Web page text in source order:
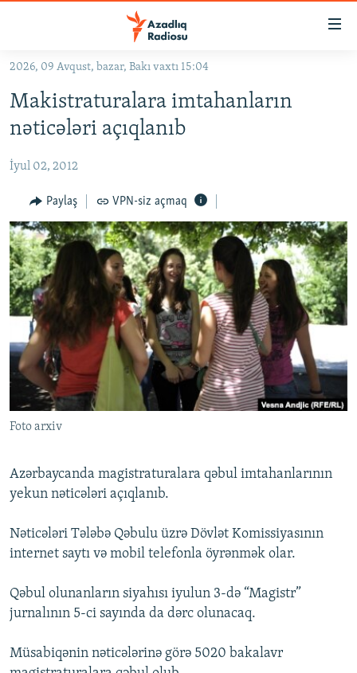
Əsas
qayıt
Əsas
qayıt
KORRUPSIOMETR
#ƏSLINDƏ
FƏRQƏ BAX
QANUNI DOĞRU
ARAŞDIRMA
MULTIMEDIA
VIDEO
FOTOQALEREYA
İNFOQRAFIKA
KARIKATURA
RADIO ARXIV
OXU ZALI
AZƏRBAYCAN ƏDƏBIYYATI KITABXANASI
İSLAM VƏ DEMOKRATIYA
İZ - MƏDƏNIYYƏT PROQRAMI
HAQQIMIZDA
MISSIYAMIZ
PEŞƏ ETIKASI VƏ JURNALISTIKA STANDARTLARIMIZ
MATERIALLARIMIZDAN ISTIFADƏ
BIZIMLƏ ƏLAQƏ
BIZI IZLƏ
2026, 09 Avqust, bazar, Bakı vaxtı 15:04
Makistraturalara imtahanların
nəticələri açıqlanıb
İyul 02, 2012
Paylaş VPN-siz açmaq
Foto arxiv
Azərbaycanda magistraturalara qəbul imtahanlarının
yekun nəticələri açıqlanıb.
Nəticələri Tələbə Qəbulu üzrə Dövlət Komissiyasının
internet saytı və mobil telefonla öyrənmək olar.
Qəbul olunanların siyahısı iyulun 3-də “Magistr”
jurnalının 5-ci sayında da dərc olunacaq.
Müsabiqənin nəticələrinə görə 5020 bakalavr